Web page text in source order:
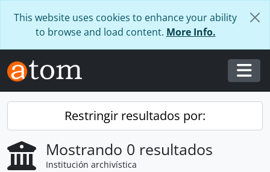
This website uses cookies to enhance your ability
to browse and load content. More Info.
Restringir resultados por:
Mostrando 0 resultados
Institución archivística